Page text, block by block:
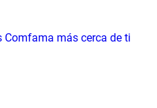
Comfama más cerca de ti